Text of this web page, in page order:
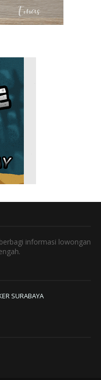
informasi lowongan
SURABAYA